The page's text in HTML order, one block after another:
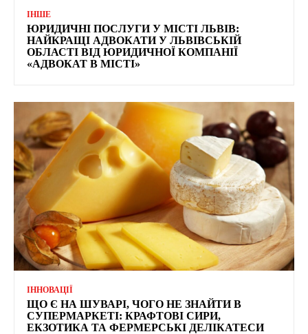
ІНШЕ
ЮРИДИЧНІ ПОСЛУГИ У МІСТІ ЛЬВІВ:
НАЙКРАЩІ АДВОКАТИ У ЛЬВІВСЬКІЙ
ОБЛАСТІ ВІД ЮРИДИЧНОЇ КОМПАНІЇ
«АДВОКАТ В МІСТІ»
ІННОВАЦІЇ
ЩО Є НА ШУВАРІ, ЧОГО НЕ ЗНАЙТИ В
СУПЕРМАРКЕТІ: КРАФТОВІ СИРИ,
ЕКЗОТИКА ТА ФЕРМЕРСЬКІ ДЕЛІКАТЕСИ